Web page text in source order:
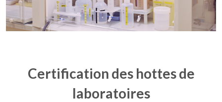
Certification des hottes de
laboratoires